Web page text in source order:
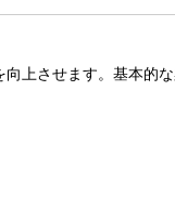
上させます。基本的